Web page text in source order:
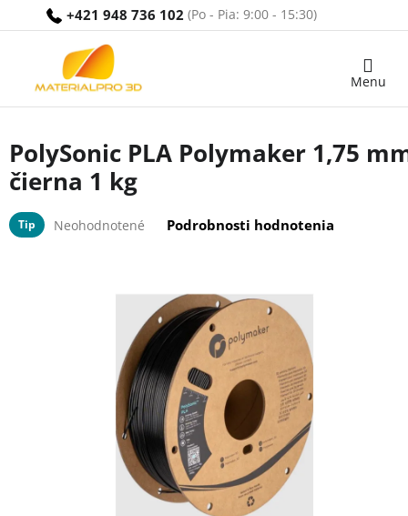
+421 948 736 102
Nákupný
PolySonic PLA Polymaker 1,75
čierna 1 kg
Tip
hodnotenie
Neohodnotené Podrobnosti hodnotenia